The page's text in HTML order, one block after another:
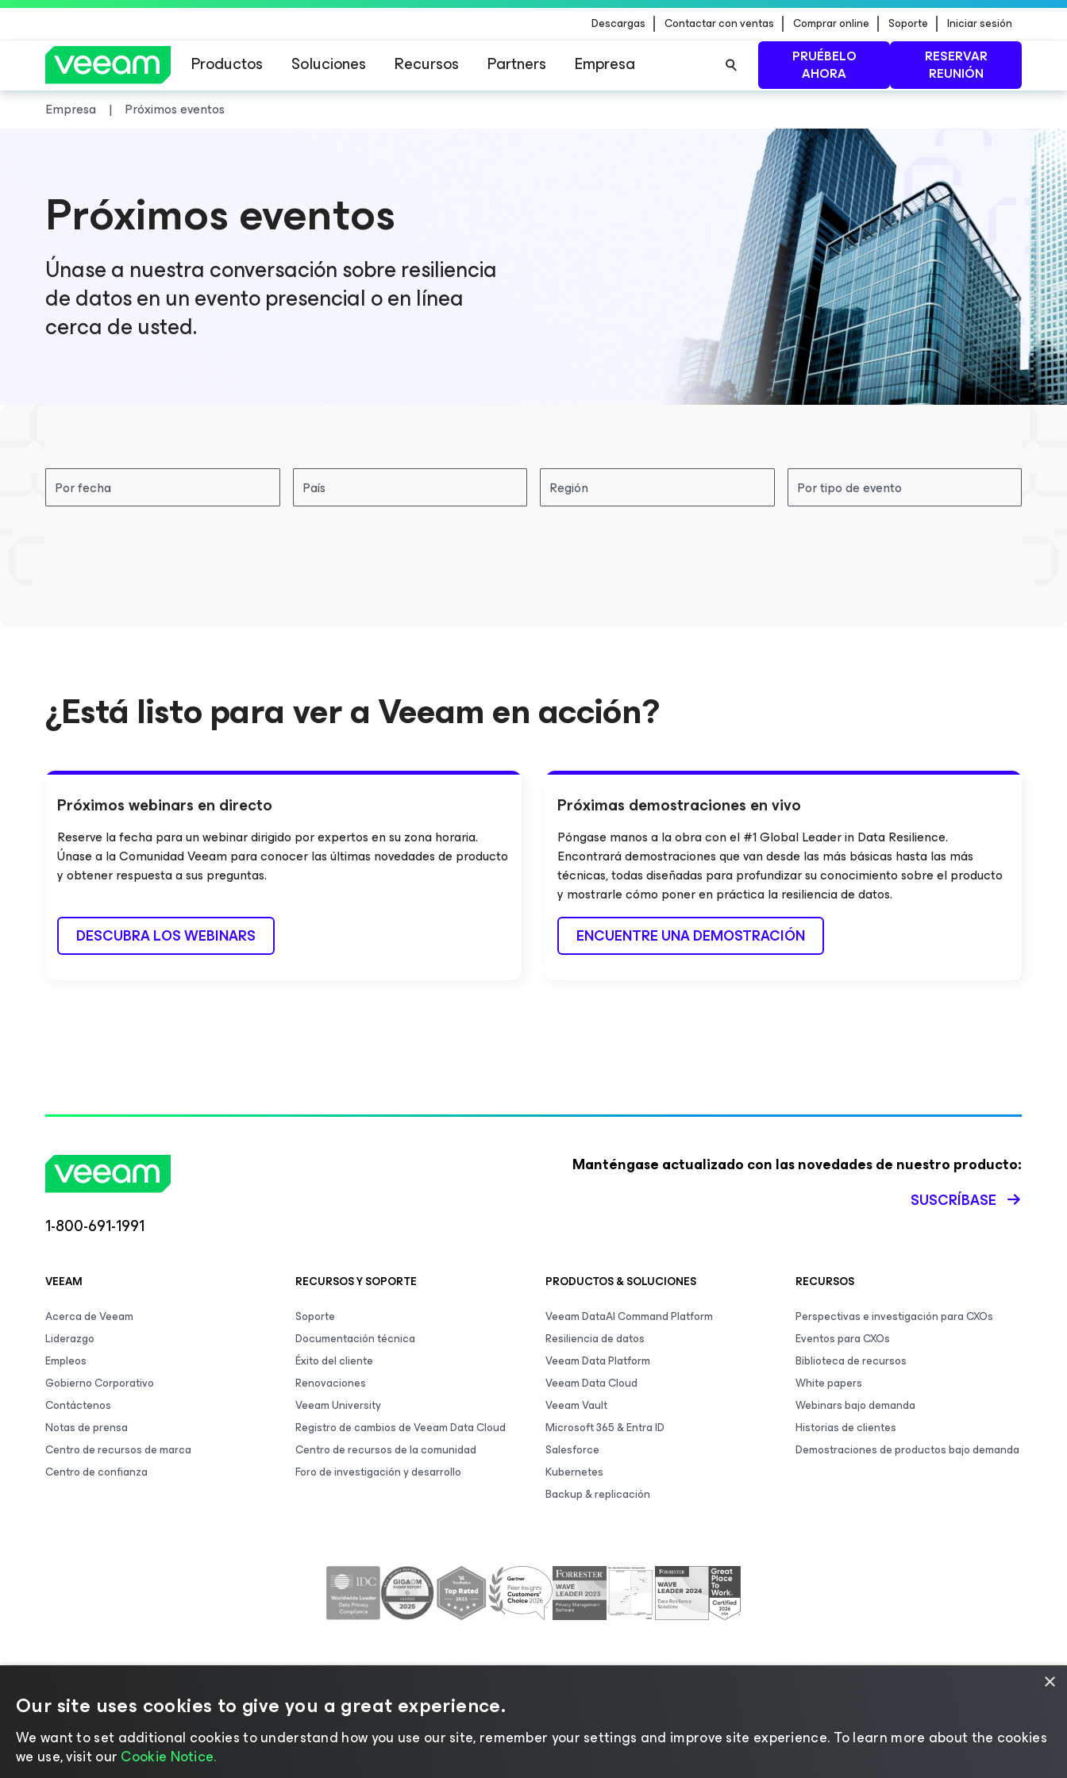
Descargas Contactar con ventas Comprar online Soporte Iniciar sesión
Productos Soluciones Recursos Partners Empresa
PRUÉBELO
AHORA
RESERVAR
REUNIÓN
MÁS INFORMACIÓN
Empresa Próximos eventos
Próximos eventos
Únase a nuestra conversación sobre resiliencia
de datos en un evento presencial o en línea
cerca de usted.
Por fecha País Región Por tipo de evento
¿Está listo para ver a Veeam en acción?
Próximos webinars en directo
Reserve la fecha para un webinar dirigido por expertos en su zona horaria.
Únase a la Comunidad Veeam para conocer las últimas novedades de producto
y obtener respuesta a sus preguntas.
DESCUBRA LOS WEBINARS
Próximas demostraciones en vivo
Póngase manos a la obra con el #1 Global Leader in Data Resilience.
Encontrará demostraciones que van desde las más básicas hasta las más
técnicas, todas diseñadas para profundizar su conocimiento sobre el producto
y mostrarle cómo poner en práctica la resiliencia de datos.
ENCUENTRE UNA DEMOSTRACIÓN
1-800-691-1991
Manténgase actualizado con las novedades de nuestro producto:
SUSCRÍBASE
VEEAM
Acerca de Veeam
Liderazgo
Empleos
Gobierno Corporativo
Contáctenos
Notas de prensa
Centro de recursos de marca
Centro de confianza
RECURSOS Y SOPORTE
Soporte
Documentación técnica
Éxito del cliente
Renovaciones
Veeam University
Registro de cambios de Veeam Data Cloud
Centro de recursos de la comunidad
Foro de investigación y desarrollo
PRODUCTOS & SOLUCIONES
Veeam DataAI Command Platform
Resiliencia de datos
Veeam Data Platform
Veeam Data Cloud
Veeam Vault
Microsoft 365 & Entra ID
Salesforce
Kubernetes
Backup & replicación
RECURSOS
Perspectivas e investigación para CXOs
Eventos para CXOs
Biblioteca de recursos
White papers
Webinars bajo demanda
Historias de clientes
Demostraciones de productos bajo demanda
©2026 Veeam® Software | Aviso de privacidad|Aviso de cookies
×
Our site uses cookies to give you a great experience.
We want to set additional cookies to understand how you use our site, remember your settings and improve site experience. ​To learn more about the cookies
we use, visit our Cookie Notice.